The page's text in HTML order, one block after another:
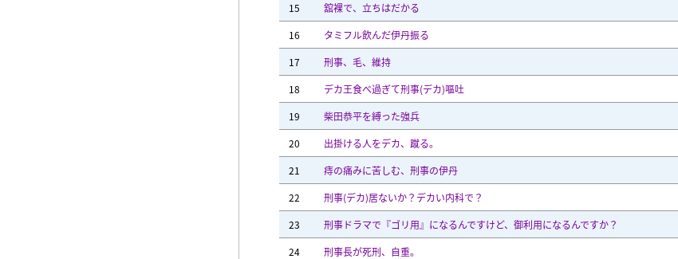
15
舘裸で、立ちはだかる
16
タミフル飲んだ伊丹振る
17
刑事、毛、維持
18
デカ王食べ過ぎて刑事(デカ)嘔吐
19
柴田恭平を縛った強兵
20
出掛ける人をデカ、蹴る。
21
痔の痛みに苦しむ、刑事の伊丹
22
刑事(デカ)居ないか？デカい内科で？
23
刑事ドラマで『ゴリ用』になるんですけど、御利用になるんですか？
24
刑事長が死刑、自重。